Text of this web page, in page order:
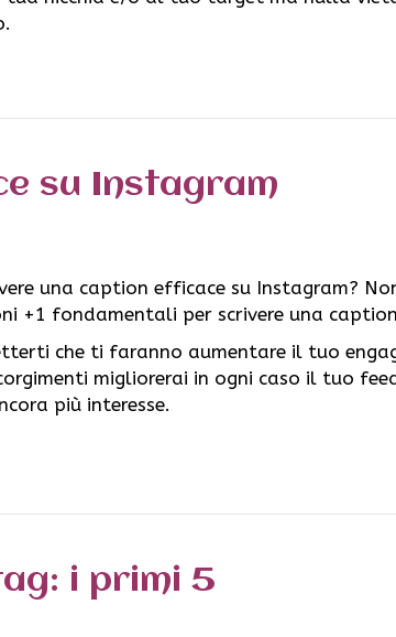
su Instagram
una caption efficace su Instagram?
+1 fondamentali per scrivere una caption
che ti faranno aumentare il tuo
migliorerai in ogni caso il tuo
più interesse.
i primi 5